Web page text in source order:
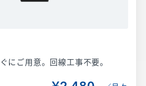
にご用意。回線工事不要。